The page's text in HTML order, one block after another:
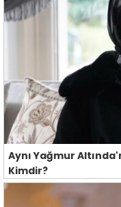
Aynı Yağmur
Kimdir?